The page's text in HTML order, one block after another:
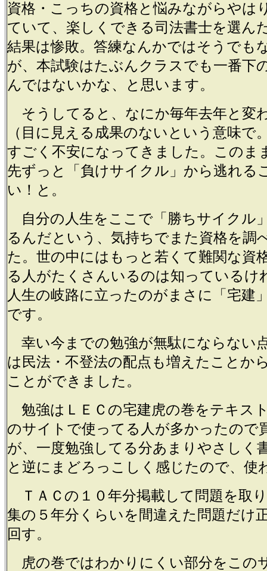
資格・こっちの資格と悩みながらやは
ていて、楽しくできる司法書士を選ん
結果は惨敗。答練なんかではそうでも
が、本試験はたぶんクラスでも一番下
んではないかな、と思います。
そうしてると、なにか毎年去年と変
（目に見える成果のないという意味で
すごく不安になってきました。このま
先ずっと「負けサイクル」から逃れる
い！と。
自分の人生をここで「勝ちサイクル
るんだという、気持ちでまた資格を調
た。世の中にはもっと若くて難関な資
る人がたくさんいるのは知っているけ
人生の岐路に立ったのがまさに「宅建
です。
幸い今までの勉強が無駄にならない
は民法・不登法の配点も増えたことか
ことができました。
勉強はＬＥＣの宅建虎の巻をテキス
のサイトで使ってる人が多かったので
が、一度勉強してる分あまりやさしく
と逆にまどろっこしく感じたので、使
ＴＡＣの１０年分掲載して問題を取
集の５年分くらいを間違えた問題だけ
回す。
虎の巻ではわかりにくい部分をこの